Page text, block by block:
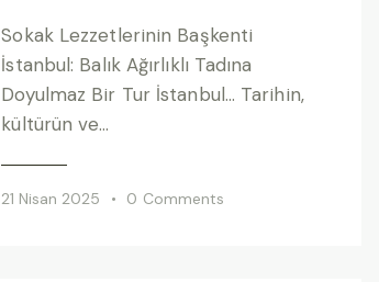
Sokak Lezzetlerinin Başkenti
İstanbul: Balık Ağırlıklı Tadına
Doyulmaz Bir Tur İstanbul… Tarihin,
kültürün ve…
21 Nisan 2025 0 Comments